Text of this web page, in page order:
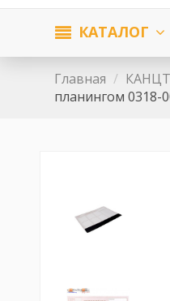
КАТАЛОГ
Главная
планингом 0318-